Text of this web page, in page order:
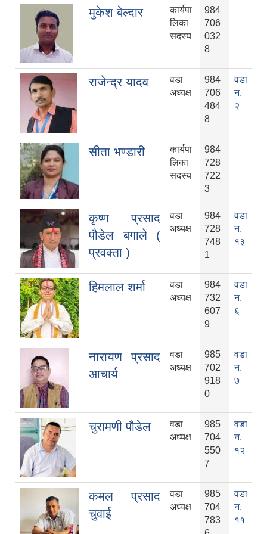
मुकेश बेल्दार
कार्यपा
लिका
सदस्य
984
706
032
8
राजेन्द्र यादव
वडा
अध्यक्ष
984
706
484
8
वडा
न.
२
सीता भण्डारी
कार्यपा
लिका
सदस्य
984
728
722
3
कृष्ण प्रसाद
पौडेल बगाले (
प्रवक्ता )
वडा
अध्यक्ष
984
728
748
1
वडा
न.
१३
हिमलाल शर्मा
वडा
अध्यक्ष
984
732
607
9
वडा
न.
६
नारायण प्रसाद
आचार्य
वडा
अध्यक्ष
985
702
918
0
वडा
न.
७
चुरामणी पौडेल
वडा
अध्यक्ष
985
704
550
7
वडा
न.
१२
कमल प्रसाद
चुवाई
वडा
अध्यक्ष
985
704
783
वडा
न.
११